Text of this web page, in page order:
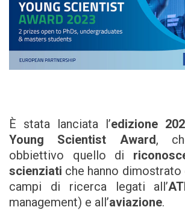
È stata lanciata l’edizione
Young Scientist Award,
obbiettivo quello di
scienziati che hanno
campi di ricerca legati all’
management) e all’aviazione.